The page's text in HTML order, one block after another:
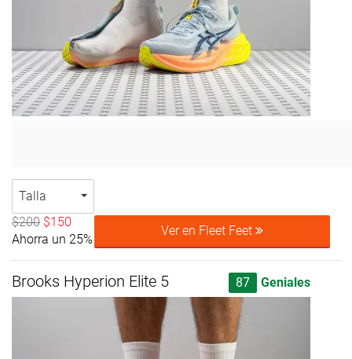
Talla
$200 $150
Ahorra un 25%
Ver en Fleet Feet
Brooks Hyperion Elite 5 87 Geniales